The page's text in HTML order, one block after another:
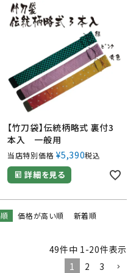
【竹刀袋】伝統柄略式 裏付3
本入 一般用
当店特別価格 ¥5,390税込
詳細を見る
価格が高い順
新着順
49件中 1 -20件表示
1
2 3